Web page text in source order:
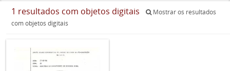
1 resultados com objetos digitais
Mostrar os resultados
com objetos digitais